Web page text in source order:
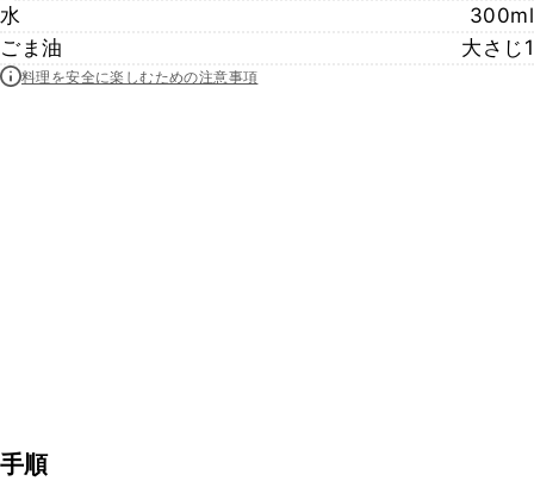
水
300ml
ごま油
大さじ1
料理を安全に楽しむための注意事項
手順